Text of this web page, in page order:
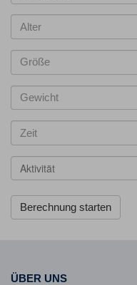
Aktivität
ÜBER UNS